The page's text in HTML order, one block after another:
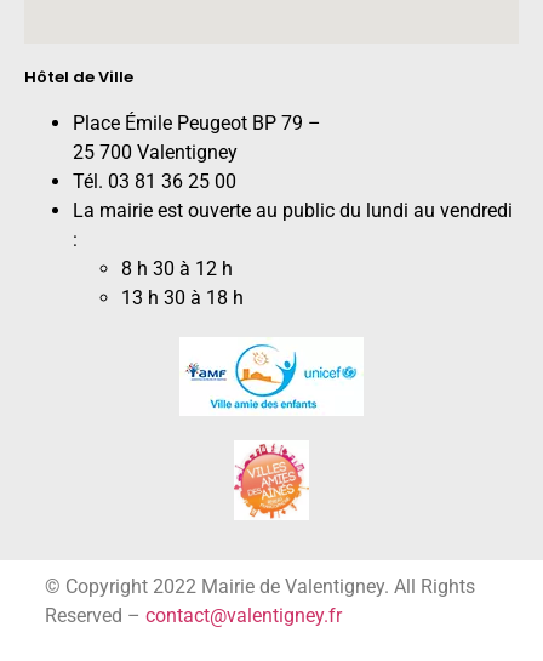
Hôtel de Ville
Place Émile Peugeot BP 79 –
25 700 Valentigney
Tél. 03 81 36 25 00
La mairie est ouverte au public du lundi au vendredi
:
8 h 30 à 12 h
13 h 30 à 18 h
© Copyright 2022 Mairie de Valentigney. All Rights
Reserved – contact@valentigney.fr